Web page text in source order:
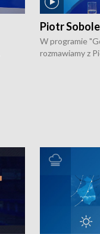
Piotr
W programie
rozmawiamy z